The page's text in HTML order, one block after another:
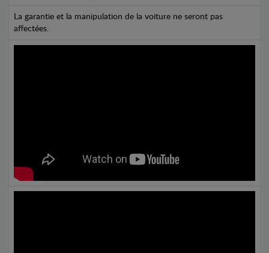
La garantie et la manipulation de la voiture ne seront pas
affectées.